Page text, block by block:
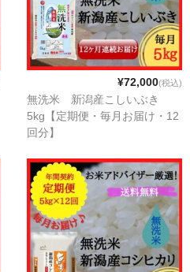
¥72,000(税込)
無洗米 新潟産こしいぶき
5kg【定期便・毎月お届け・12
回分】